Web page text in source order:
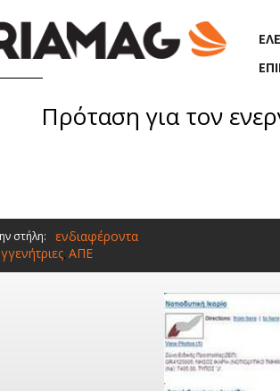
Πρόταση για τον
στήλη: ενδιαφέροντα
, ΑΠΕ